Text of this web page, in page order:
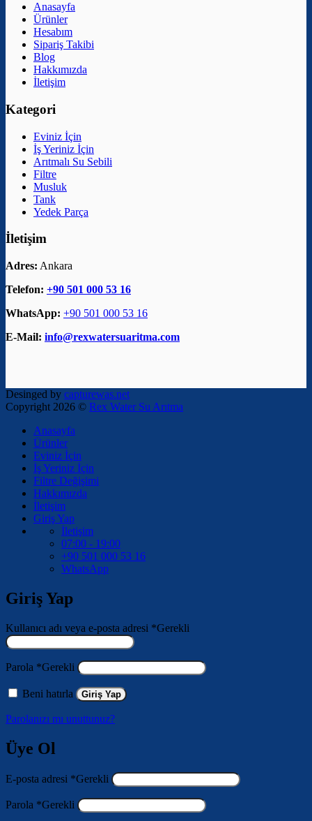
Anasayfa
Ürünler
Hesabım
Sipariş Takibi
Blog
Hakkımızda
İletişim
Kategori
Eviniz İçin
İş Yeriniz İçin
Arıtmalı Su Sebili
Filtre
Musluk
Tank
Yedek Parça
İletişim
Adres: Ankara
Telefon: +90 501 000 53 16
WhatsApp: +90 501 000 53 16
E-Mail: info@rexwatersuaritma.com
Desinged by capturewas.net
Copyright 2026 © Rex Water Su Arıtma
Anasayfa
Ürünler
Eviniz İçin
İş Yeriniz İçin
Filtre Değişimi
Hakkımızda
İletişim
Giriş Yap
İletişim
07:00 - 19:00
+90 501 000 53 16
WhatsApp
Giriş Yap
Kullanıcı adı veya e-posta adresi *Gerekli
Parola *Gerekli
Beni hatırla Giriş Yap
Parolanızı mı unuttunuz?
Üye Ol
E-posta adresi *Gerekli
Parola *Gerekli